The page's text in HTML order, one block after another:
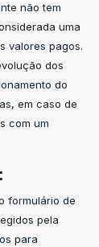
não tem
uma
valores pagos.
dos
do
em caso de
com um
formulário de
pela
para